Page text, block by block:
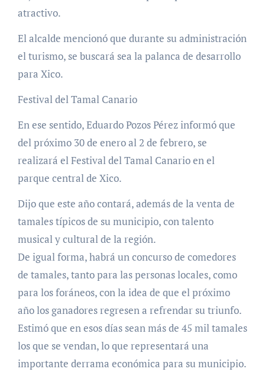
atractivo.
El alcalde mencionó que durante su administración
el turismo, se buscará sea la palanca de desarrollo
para Xico.
Festival del Tamal Canario
En ese sentido, Eduardo Pozos Pérez informó que
del próximo 30 de enero al 2 de febrero, se
realizará el Festival del Tamal Canario en el
parque central de Xico.
Dijo que este año contará, además de la venta de
tamales típicos de su municipio, con talento
musical y cultural de la región.
De igual forma, habrá un concurso de comedores
de tamales, tanto para las personas locales, como
para los foráneos, con la idea de que el próximo
año los ganadores regresen a refrendar su triunfo.
Estimó que en esos días sean más de 45 mil tamales
los que se vendan, lo que representará una
importante derrama económica para su municipio.